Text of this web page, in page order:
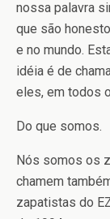
nossa palavra
que são
e no mundo.
idéia é de
eles, em todos
Do que somos.
Nós somos os
chamem
zapatistas do